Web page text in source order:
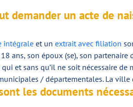
demander un acte de
intégraleet un extrait avec filiation
ans, son époux (se), son partenaire
qui et sans qu’il ne soit nécessaire
/ départementales. La ville
les documents